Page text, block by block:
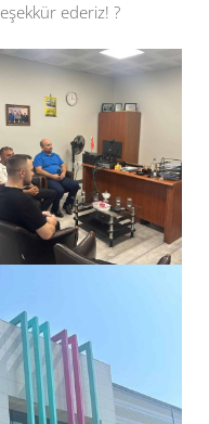
ederiz! ?